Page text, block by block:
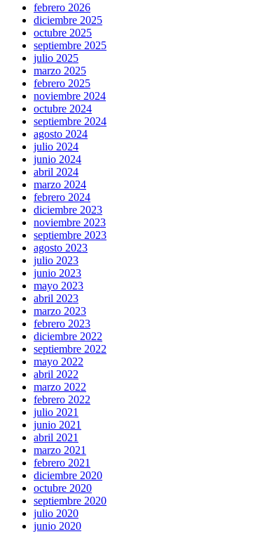
febrero 2026
diciembre 2025
octubre 2025
septiembre 2025
julio 2025
marzo 2025
febrero 2025
noviembre 2024
octubre 2024
septiembre 2024
agosto 2024
julio 2024
junio 2024
abril 2024
marzo 2024
febrero 2024
diciembre 2023
noviembre 2023
septiembre 2023
agosto 2023
julio 2023
junio 2023
mayo 2023
abril 2023
marzo 2023
febrero 2023
diciembre 2022
septiembre 2022
mayo 2022
abril 2022
marzo 2022
febrero 2022
julio 2021
junio 2021
abril 2021
marzo 2021
febrero 2021
diciembre 2020
octubre 2020
septiembre 2020
julio 2020
junio 2020